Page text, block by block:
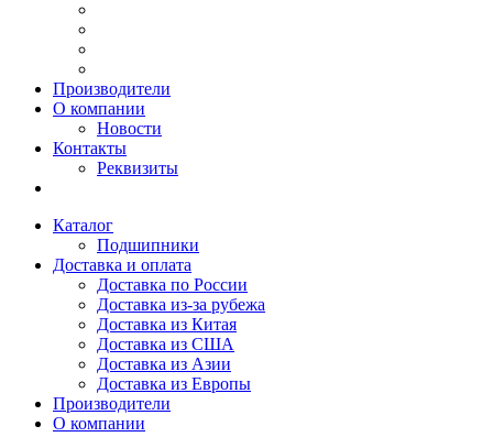
Производители
О компании
Новости
Контакты
Реквизиты
Каталог
Подшипники
Доставка и оплата
Доставка по России
Доставка из-за рубежа
Доставка из Китая
Доставка из США
Доставка из Азии
Доставка из Европы
Производители
О компании